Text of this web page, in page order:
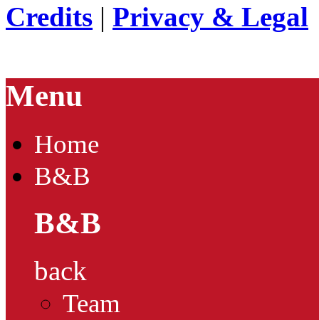
Credits | Privacy & Legal
Menu
Home
B&B
B&B
back
Team